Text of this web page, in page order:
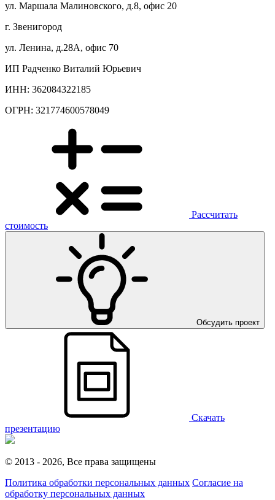
ул. Маршала Малиновского, д.8, офис 20
г. Звенигород
ул. Ленина, д.28А, офис 70
ИП Радченко Виталий Юрьевич
ИНН: 362084322185
ОГРН: 321774600578049
Рассчитать
стоимость
Обсудить проект
Скачать
презентацию
© 2013 - 2026, Все права защищены
Политика обработки персональных данных Согласие на
обработку персональных данных